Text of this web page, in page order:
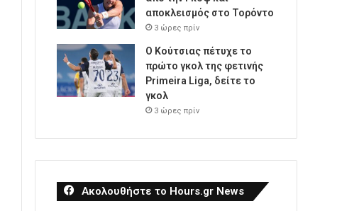
αποκλεισμός στο Τορόντο
3 ώρες πρίν
Ο Κούτσιας πέτυχε το
πρώτο γκολ της φετινής
Primeira Liga, δείτε το
γκολ
3 ώρες πρίν
Ακολουθήστε το Hours.gr News